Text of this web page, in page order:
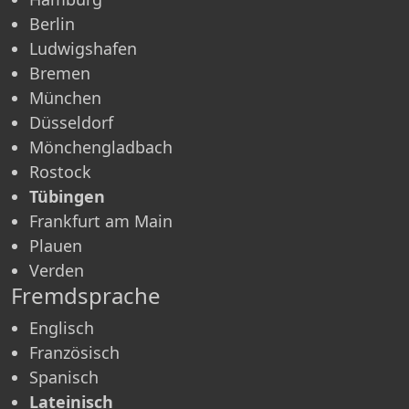
Berlin
Ludwigshafen
Bremen
München
Düsseldorf
Mönchen­gladbach
Rostock
Tübingen
Frankfurt am Main
Plauen
Verden
Fremdsprache
Englisch
Französisch
Spanisch
Lateinisch